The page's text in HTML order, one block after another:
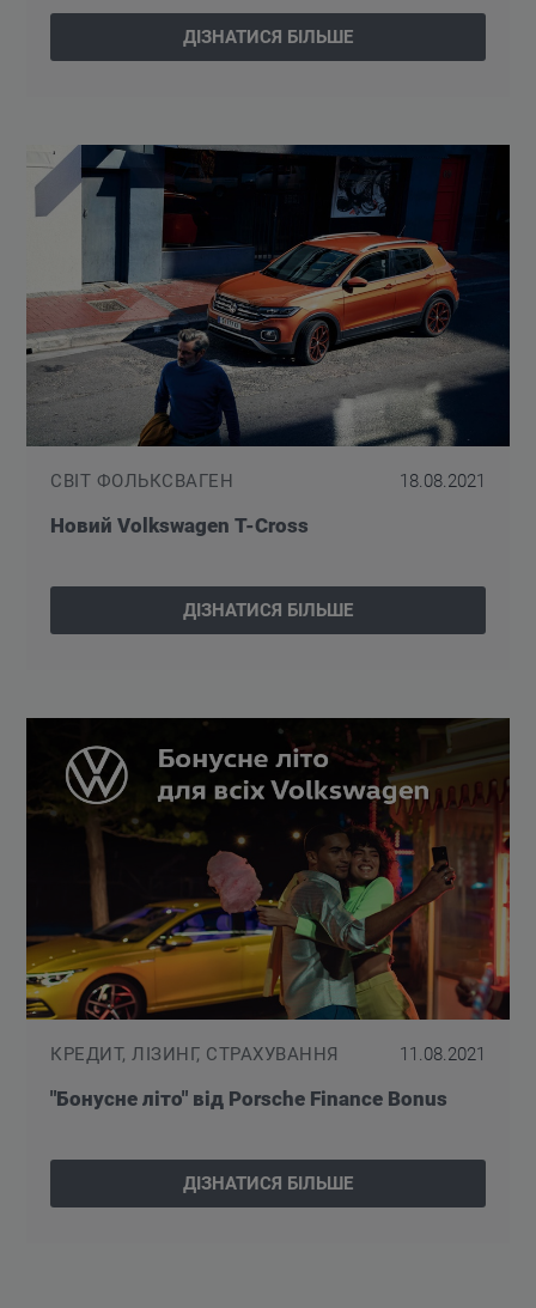
ДІЗНАТИСЯ БІЛЬШЕ
СВІТ ФОЛЬКСВАГЕН 18.08.2021
Новий Volkswagen T-Cross
ДІЗНАТИСЯ БІЛЬШЕ
КРЕДИТ, ЛІЗИНГ, СТРАХУВАННЯ 11.08.2021
"Бонусне літо" від Porsche Finance Bonus
ДІЗНАТИСЯ БІЛЬШЕ